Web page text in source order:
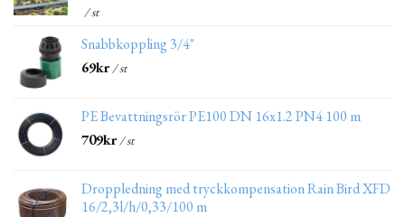
/ st
Snabbkoppling 3/4"
69kr/ st
PE Bevattningsrör PE100 DN 16x1.2 PN4 100 m
709kr/ st
Droppledning med tryckkompensation Rain Bird XFD
16/2,3l/h/0,33/100 m